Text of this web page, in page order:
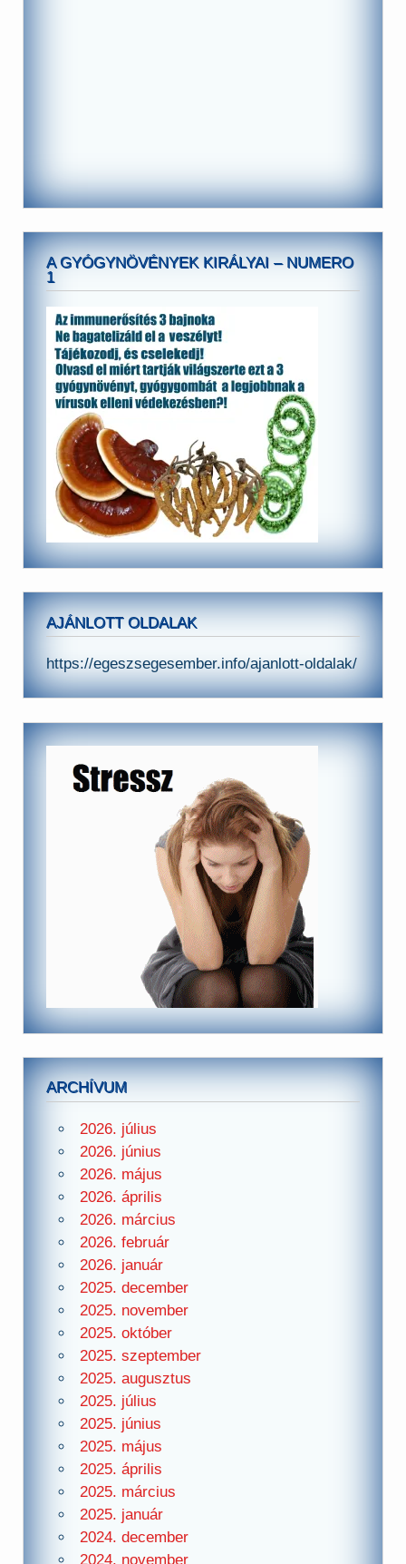
A GYÓGYNÖVÉNYEK KIRÁLYAI – NUMERO
1
AJÁNLOTT OLDALAK
https://egeszsegesember.info/ajanlott-oldalak/
ARCHÍVUM
2026. július
2026. június
2026. május
2026. április
2026. március
2026. február
2026. január
2025. december
2025. november
2025. október
2025. szeptember
2025. augusztus
2025. július
2025. június
2025. május
2025. április
2025. március
2025. január
2024. december
2024. november